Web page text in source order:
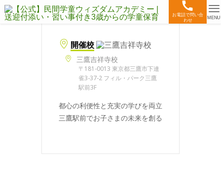
お電話で問い合
わせ
MENU
開催校
三鷹吉祥寺校
〒181-0013 東京都三鷹市下連
雀3-37-2 フィル・パーク三鷹
駅前3F
都心の利便性と充実の学びを両立
三鷹駅前でお子さまの未来を創る